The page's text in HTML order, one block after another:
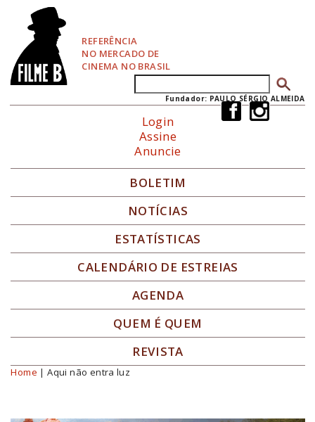
REFERÊNCIA
NO MERCADO DE
CINEMA NO BRASIL
Formulário de busca
Fundador: PAULO SÉRGIO ALMEIDA
Login
Assine
Anuncie
BOLETIM
NOTÍCIAS
ESTATÍSTICAS
CALENDÁRIO DE ESTREIAS
AGENDA
QUEM É QUEM
REVISTA
Você está aqui
Home | Aqui não entra luz